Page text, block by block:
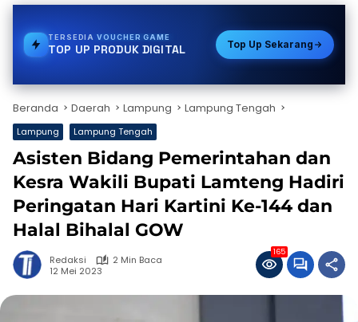
TERSEDIASTREAMING
TOP UP PRODUK DIGITAL Top Up Sekarang
Beranda Daerah Lampung Lampung Tengah
Lampung Lampung Tengah
Asisten Bidang Pemerintahan dan
Kesra Wakili Bupati Lamteng Hadiri
Peringatan Hari Kartini Ke-144 dan
Halal Bihalal GOW
Redaksi
2 Min Baca
12 Mei 2023
165